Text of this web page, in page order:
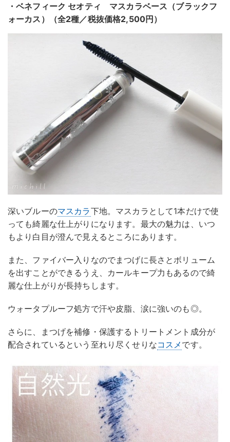
・ベネフィーク セオティ マスカラベース（ブラックフ
ォーカス）（全2種／税抜価格2,500円）
深いブルーのマスカラ下地。マスカラとして1本だけで使
っても綺麗な仕上がりになります。最大の魅力は、いつ
もより白目が澄んで見えるところにあります。
また、ファイバー入りなのでまつげに長さとボリューム
を出すことができるうえ、カールキープ力もあるので綺
麗な仕上がりが長持ちします。
ウォータプルーフ処方で汗や皮脂、涙に強いのも◎。
さらに、まつげを補修・保護するトリートメント成分が
配合されているという至れり尽くせりなコスメ です。